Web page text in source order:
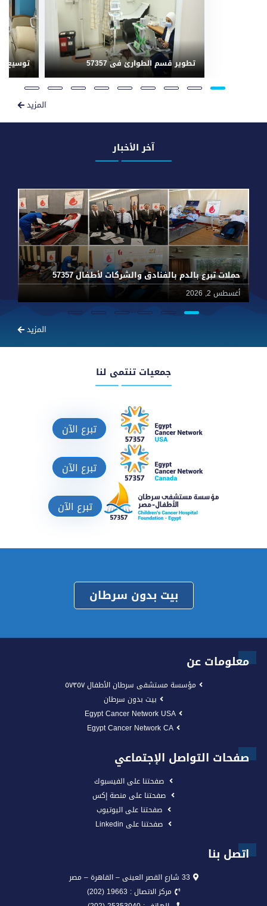
تطوير قسم الطوارئ فى 57357 توسيع
المزيد
آخر الأخبار
حملات تبرع بالدم بالفنادق والشركات لأطفال 57357
أغسطس 2, 2026
المزيد
جمعيات تنتمى لنا
تبرع الآن
تبرع الآن
تبرع الآن
بيت بدون سرطان
معلومات عن
مؤسسة مستشفى سرطان الأطفال ٥٧٣٥٧
بيت بدون سرطان
Egypt Cancer Network USA
Egypt Cancer Network CA
صفحات التواصل الإجتماعي
صفحتنا على الفيسبوك
صفحتنا على منصة إكس
صفحتنا على اليوتيوب
صفحتنا على Linkedin
اتصل بنا
33 شارع القصر العينى – القاهرة – مصر
مركز الاتصال : 19663 (202)